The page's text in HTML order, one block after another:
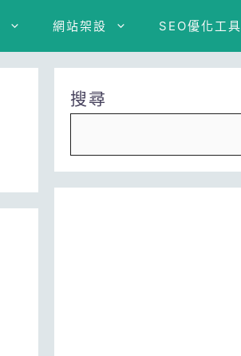
網站架設 SEO優化工具
搜尋